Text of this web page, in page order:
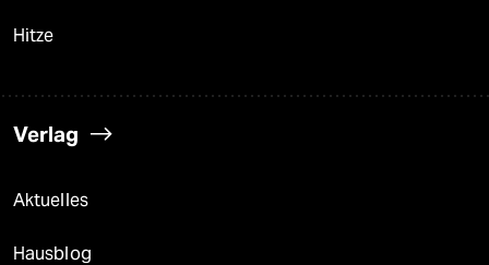
Hitze
Verlag
Aktuelles
Hausblog